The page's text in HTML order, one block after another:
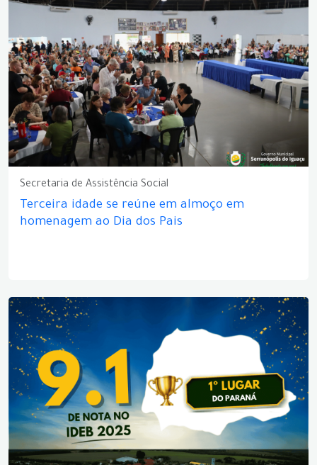
Secretaria de Assistência Social
Terceira idade se reúne em almoço em
homenagem ao Dia dos Pais